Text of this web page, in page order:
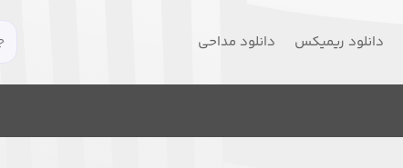
دانلود ریمیکس دانلود مداحی